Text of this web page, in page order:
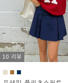
10 리뷰